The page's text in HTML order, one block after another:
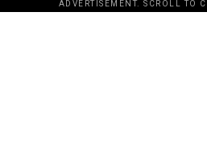
ADVERTISEMENT. SCROLL TO